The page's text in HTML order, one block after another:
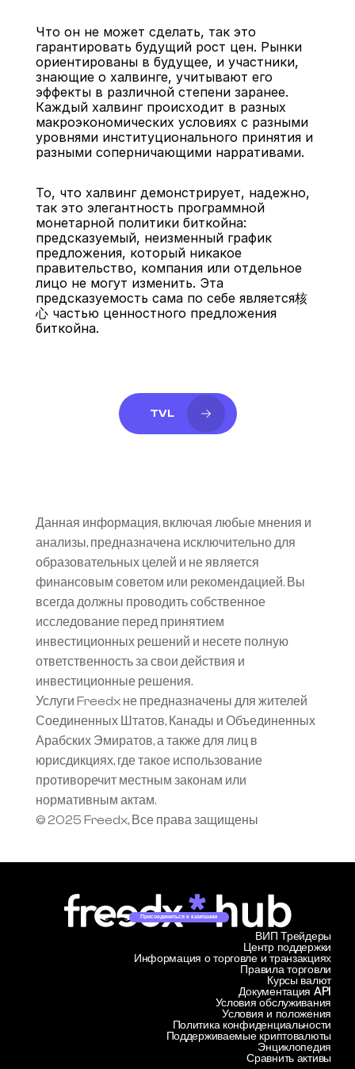
Что он не может сделать, так это
гарантировать будущий рост цен. Рынки
ориентированы в будущее, и участники,
знающие о халвинге, учитывают его
эффекты в различной степени заранее.
Каждый халвинг происходит в разных
макроэкономических условиях с разными
уровнями институционального принятия и
разными соперничающими нарративами.
То, что халвинг демонстрирует, надежно,
так это элегантность программной
монетарной политики биткойна:
предсказуемый, неизменный график
предложения, который никакое
правительство, компания или отдельное
лицо не могут изменить. Эта
предсказуемость сама по себе является核
心 частью ценностного предложения
биткойна.
TVL
Данная информация, включая любые мнения и
анализы, предназначена исключительно для
образовательных целей и не является
финансовым советом или рекомендацией. Вы
всегда должны проводить собственное
исследование перед принятием
инвестиционных решений и несете полную
ответственность за свои действия и
инвестиционные решения.
Услуги Freedx не предназначены для жителей
Соединенных Штатов, Канады и Объединенных
Арабских Эмиратов, а также для лиц в
юрисдикциях, где такое использование
противоречит местным законам или
нормативным актам.
© 2025 Freedx, Все права защищены
Присоединиться к кампании
Центр поддержки
Информация о торговле и транзакциях
ВИП Трейдеры
Правила торговли
Курсы валют
Документация API
Условия обслуживания
Условия и положения
Политика конфиденциальности
Поддерживаемые криптовалюты
Энциклопедия
Сравнить активы